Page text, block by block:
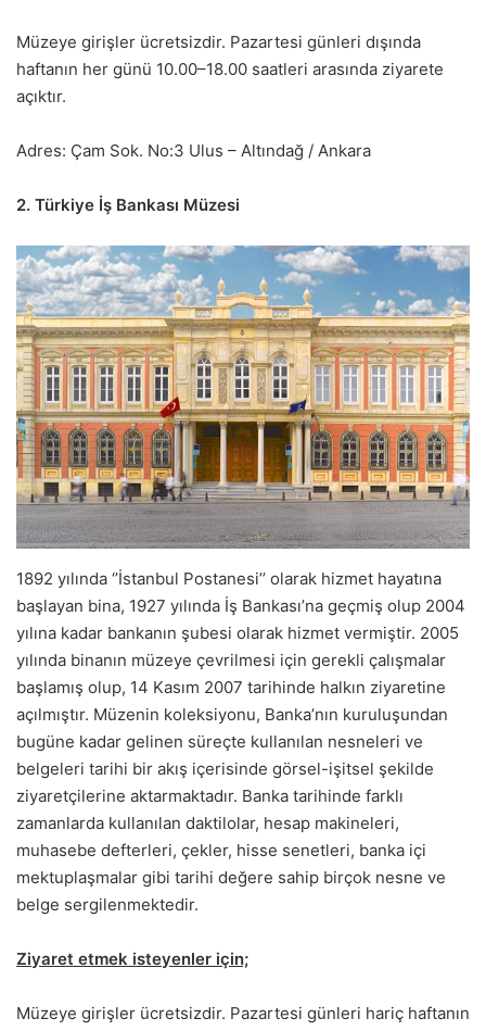
Müzeye girişler ücretsizdir. Pazartesi günleri dışında
haftanın her günü 10.00–18.00 saatleri arasında ziyarete
açıktır.
Adres: Çam Sok. No:3 Ulus – Altındağ / Ankara
2. Türkiye İş Bankası Müzesi
1892 yılında ‘’İstanbul Postanesi’’ olarak hizmet hayatına
başlayan bina, 1927 yılında İş Bankası’na geçmiş olup 2004
yılına kadar bankanın şubesi olarak hizmet vermiştir. 2005
yılında binanın müzeye çevrilmesi için gerekli çalışmalar
başlamış olup, 14 Kasım 2007 tarihinde halkın ziyaretine
açılmıştır. Müzenin koleksiyonu, Banka’nın kuruluşundan
bugüne kadar gelinen süreçte kullanılan nesneleri ve
belgeleri tarihi bir akış içerisinde görsel-işitsel şekilde
ziyaretçilerine aktarmaktadır. Banka tarihinde farklı
zamanlarda kullanılan daktilolar, hesap makineleri,
muhasebe defterleri, çekler, hisse senetleri, banka içi
mektuplaşmalar gibi tarihi değere sahip birçok nesne ve
belge sergilenmektedir.
Ziyaret etmek isteyenler için;
Müzeye girişler ücretsizdir. Pazartesi günleri hariç haftanın